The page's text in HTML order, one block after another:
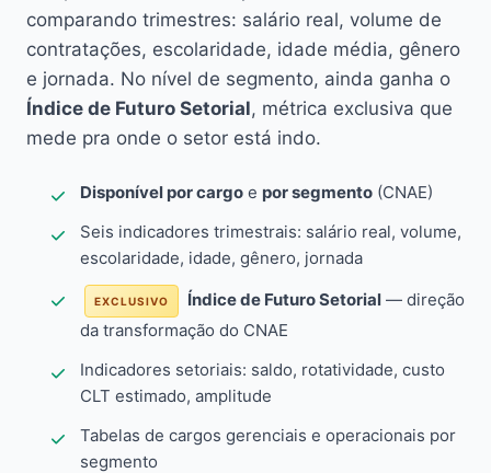
comparando trimestres: salário real, volume de
contratações, escolaridade, idade média, gênero
e jornada. No nível de segmento, ainda ganha o
Índice de Futuro Setorial, métrica exclusiva que
mede pra onde o setor está indo.
Disponível por cargo e por segmento (CNAE)
Seis indicadores trimestrais: salário real, volume,
escolaridade, idade, gênero, jornada
EXCLUSIVO Índice de Futuro Setorial — direção
da transformação do CNAE
Indicadores setoriais: saldo, rotatividade, custo
CLT estimado, amplitude
Tabelas de cargos gerenciais e operacionais por
segmento